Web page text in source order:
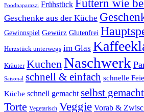
Foodpaparazzi Frühstück Futtern wie
Geschenke aus der Küche
Gewinnspiel Gewürz Glutenfrei
Herzstück unterwegs im Glas
Kräuter Kuchen Naschwerk
Saisonal schnell & einfach schnelle
Küche schnell gemacht selbst gemacht
Torte Vegetarisch Veggie Vorab &